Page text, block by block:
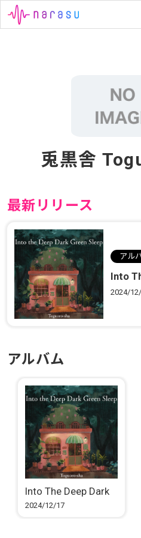
兎黒舎
最新リリース
アル
Into
Sleep
2024/
アルバム
Into The Deep Dark
Green Sleep
2024/12/17